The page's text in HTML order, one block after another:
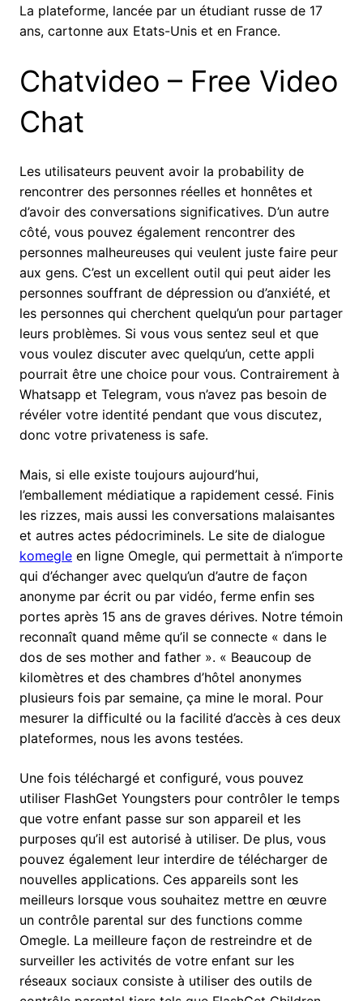
La plateforme, lancée par un étudiant russe de 17
ans, cartonne aux Etats-Unis et en France.
Chatvideo – Free Video
Chat
Les utilisateurs peuvent avoir la probability de
rencontrer des personnes réelles et honnêtes et
d’avoir des conversations significatives. D’un autre
côté, vous pouvez également rencontrer des
personnes malheureuses qui veulent juste faire peur
aux gens. C’est un excellent outil qui peut aider les
personnes souffrant de dépression ou d’anxiété, et
les personnes qui cherchent quelqu’un pour partager
leurs problèmes. Si vous vous sentez seul et que
vous voulez discuter avec quelqu’un, cette appli
pourrait être une choice pour vous. Contrairement à
Whatsapp et Telegram, vous n’avez pas besoin de
révéler votre identité pendant que vous discutez,
donc votre privateness is safe.
Mais, si elle existe toujours aujourd’hui,
l’emballement médiatique a rapidement cessé. Finis
les rizzes, mais aussi les conversations malaisantes
et autres actes pédocriminels. Le site de dialogue
komegle en ligne Omegle, qui permettait à n’importe
qui d’échanger avec quelqu’un d’autre de façon
anonyme par écrit ou par vidéo, ferme enfin ses
portes après 15 ans de graves dérives. Notre témoin
reconnaît quand même qu’il se connecte « dans le
dos de ses mother and father ». « Beaucoup de
kilomètres et des chambres d’hôtel anonymes
plusieurs fois par semaine, ça mine le moral. Pour
mesurer la difficulté ou la facilité d’accès à ces deux
plateformes, nous les avons testées.
Une fois téléchargé et configuré, vous pouvez
utiliser FlashGet Youngsters pour contrôler le temps
que votre enfant passe sur son appareil et les
purposes qu’il est autorisé à utiliser. De plus, vous
pouvez également leur interdire de télécharger de
nouvelles applications. Ces appareils sont les
meilleurs lorsque vous souhaitez mettre en œuvre
un contrôle parental sur des functions comme
Omegle. La meilleure façon de restreindre et de
surveiller les activités de votre enfant sur les
réseaux sociaux consiste à utiliser des outils de